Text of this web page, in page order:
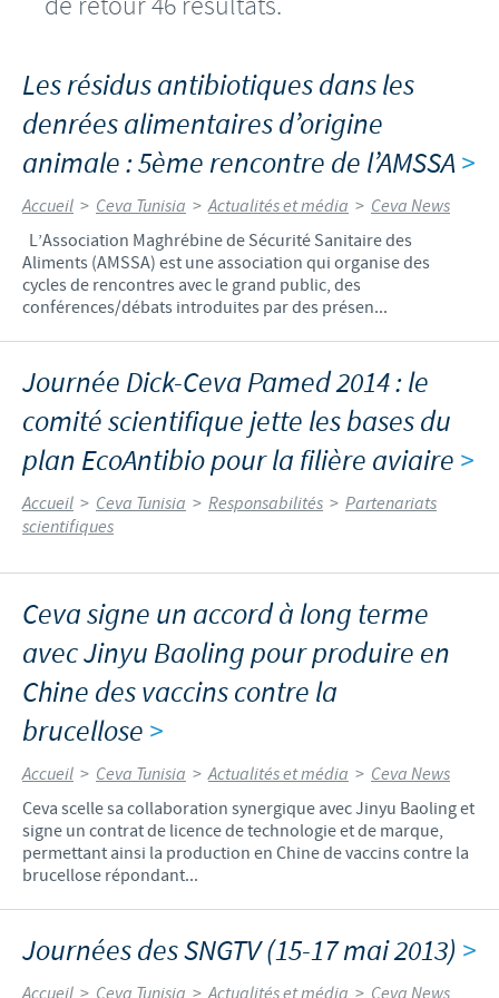
Les résidus antibiotiques dans les
denrées alimentaires d’origine
animale : 5ème rencontre de l’AMSSA>
Accueil > Ceva Tunisia > Actualités et média > Ceva News
L’Association Maghrébine de Sécurité Sanitaire des
Aliments (AMSSA) est une association qui organise des
cycles de rencontres avec le grand public, des
conférences/débats introduites par des présen...
Journée Dick-Ceva Pamed 2014 : le
comité scientifique jette les bases du
plan EcoAntibio pour la filière aviaire >
Accueil > Ceva Tunisia > Responsabilités > Partenariats
scientifiques
Ceva signe un accord à long terme
avec Jinyu Baoling pour produire en
Chine des vaccins contre la
brucellose >
Accueil > Ceva Tunisia > Actualités et média > Ceva News
Ceva scelle sa collaboration synergique avec Jinyu Baoling et
signe un contrat de licence de technologie et de marque,
permettant ainsi la production en Chine de vaccins contre la
brucellose répondant...
Journées des SNGTV (15-17 mai 2013) >
> > >